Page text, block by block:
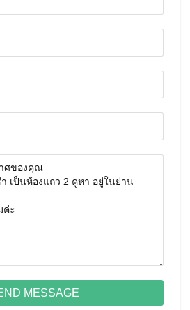
SEND MESSAGE